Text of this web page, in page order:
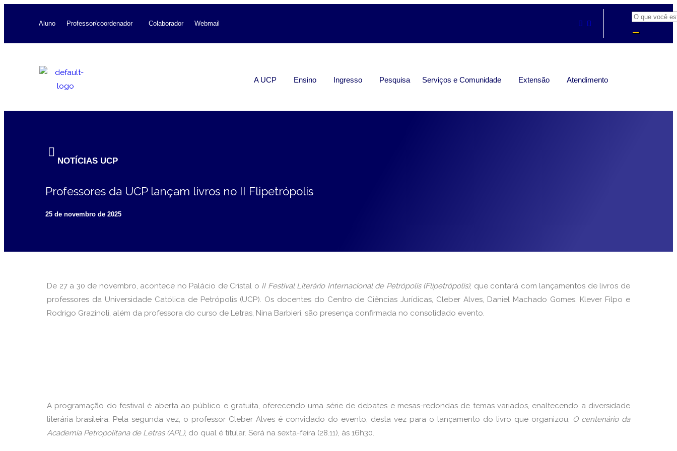
Aluno Professor/coordenador Colaborador Webmail
A UCP Ensino Ingresso Pesquisa Serviços e Comunidade Extensão Atendimento
NOTÍCIAS UCP
Professores da UCP lançam livros no II Flipetrópolis
25 de novembro de 2025
De 27 a 30 de novembro, acontece no Palácio de Cristal o II Festival Literário Internacional de Petrópolis (Flipetrópolis), que contará com lançamentos de livros de
professores da Universidade Católica de Petrópolis (UCP). Os docentes do Centro de Ciências Jurídicas, Cleber Alves, Daniel Machado Gomes, Klever Filpo e
Rodrigo Grazinoli, além da professora do curso de Letras, Nina Barbieri, são presença confirmada no consolidado evento.
A programação do festival é aberta ao público e gratuita, oferecendo uma série de debates e mesas-redondas de temas variados, enaltecendo a diversidade
literária brasileira. Pela segunda vez, o professor Cleber Alves é convidado do evento, desta vez para o lançamento do livro que organizou, O centenário da
Academia Petropolitana de Letras (APL), do qual é titular. Será na sexta-feira (28.11), às 16h30.